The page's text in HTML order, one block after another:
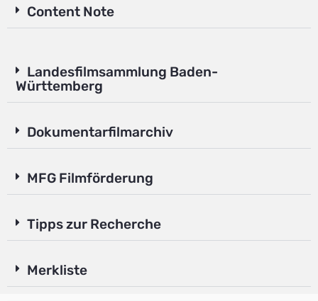
Content Note
Landesfilmsammlung Baden-
Württemberg
Dokumentarfilmarchiv
MFG Filmförderung
Tipps zur Recherche
Merkliste